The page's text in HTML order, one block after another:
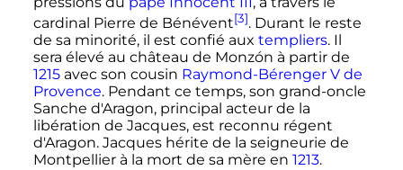
cardinal Pierre de Bénévent[3]. Durant le reste
de sa minorité, il est confié aux templiers. Il
sera élevé au château de Monzón à partir de
1215avec son cousin Raymond-Bérenger Vde
Provence. Pendant ce temps, son grand-oncle
Sanche d'Aragon, principal acteur de la
libération de Jacques, est reconnu régent
d'Aragon. Jacques hérite de la seigneurie de
Montpellier à la mort de sa mère en 1213.